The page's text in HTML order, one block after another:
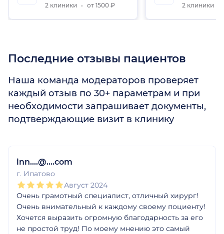
2 клиники от 1500 ₽
ВУЗ)
2 клиники
Последние отзывы пациентов
Наша команда модераторов проверяет
каждый отзыв по 30+ параметрам и при
необходимости запрашивает документы,
подтверждающие визит в клинику
inn....@....com
г. Ипатово
Август 2024
Очень грамотный специалист, отличный хирург!
Очень внимательный к каждому своему поциенту!
Хочется выразить огромную благодарность за его
не простой труд! По моему мнению это самый